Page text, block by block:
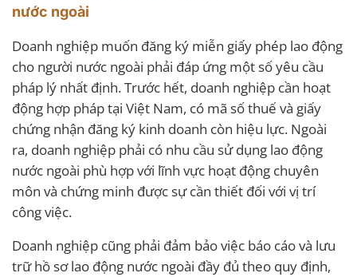
nước ngoài
Doanh nghiệp muốn đăng ký miễn giấy phép lao động
cho người nước ngoài phải đáp ứng một số yêu cầu
pháp lý nhất định. Trước hết, doanh nghiệp cần hoạt
động hợp pháp tại Việt Nam, có mã số thuế và giấy
chứng nhận đăng ký kinh doanh còn hiệu lực. Ngoài
ra, doanh nghiệp phải có nhu cầu sử dụng lao động
nước ngoài phù hợp với lĩnh vực hoạt động chuyên
môn và chứng minh được sự cần thiết đối với vị trí
công việc.
Doanh nghiệp cũng phải đảm bảo việc báo cáo và lưu
trữ hồ sơ lao động nước ngoài đầy đủ theo quy định,